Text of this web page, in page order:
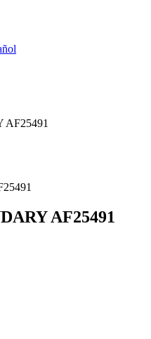
AF25491
AF25491